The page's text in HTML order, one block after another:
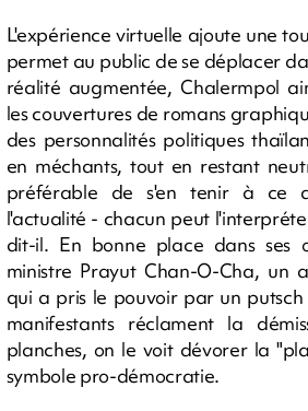
L'expérience virtuelle ajoute une
permet au public de se déplacer
réalité augmentée, Chalermpol
les couvertures de romans
des personnalités politiques
en méchants, tout en restant
préférable de s'en tenir à ce
l'actualité - chacun peut
dit-il. En bonne place dans ses
ministre Prayut Chan-O-Cha, un
qui a pris le pouvoir par un
manifestants réclament la
planches, on le voit dévorer la
symbole pro-démocratie.